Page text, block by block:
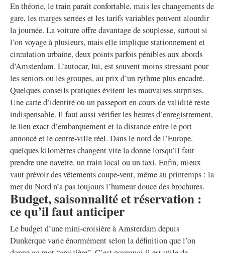
En théorie, le train paraît confortable, mais les changements de
gare, les marges serrées et les tarifs variables peuvent alourdir
la journée. La voiture offre davantage de souplesse, surtout si
l’on voyage à plusieurs, mais elle implique stationnement et
circulation urbaine, deux points parfois pénibles aux abords
d’Amsterdam. L’autocar, lui, est souvent moins stressant pour
les seniors ou les groupes, au prix d’un rythme plus encadré.
Quelques conseils pratiques évitent les mauvaises surprises.
Une carte d’identité ou un passeport en cours de validité reste
indispensable. Il faut aussi vérifier les heures d’enregistrement,
le lieu exact d’embarquement et la distance entre le port
annoncé et le centre-ville réel. Dans le nord de l’Europe,
quelques kilomètres changent vite la donne lorsqu’il faut
prendre une navette, un train local ou un taxi. Enfin, mieux
vaut prévoir des vêtements coupe-vent, même au printemps : la
mer du Nord n’a pas toujours l’humeur douce des brochures.
Budget, saisonnalité et réservation :
ce qu’il faut anticiper
Le budget d’une mini-croisière à Amsterdam depuis
Dunkerque varie énormément selon la définition que l’on